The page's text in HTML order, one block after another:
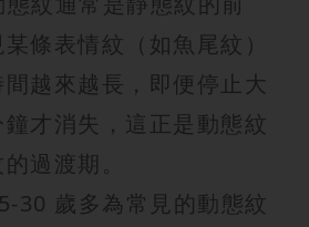
條表情紋（如魚尾紋）
越來越長，即便停止大
才消失，這正是動態紋
過渡期。
30 歲多為常見的動態紋